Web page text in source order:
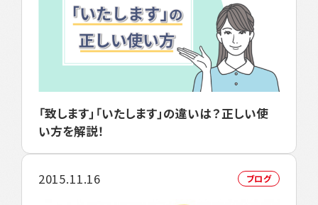
「致します」「いたします」の違いは？正しい使
い方を解説！
2015.11.16 ブログ